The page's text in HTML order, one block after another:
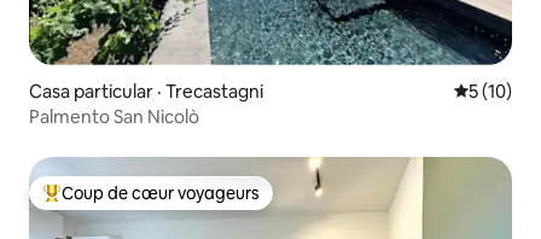
Casa particular · Trecastagni Note
5 (10)
Palmento San Nicolò
Coup de cœur voyageurs parmi les plus aimés
Coup de cœur voyageurs